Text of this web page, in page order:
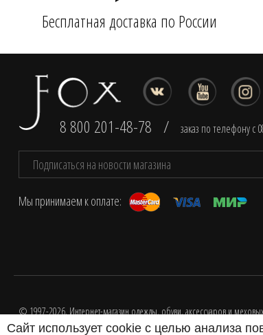
Бесплатная доставка по России
8 800 201-48-78 / заказ по телефону с
Мы принимаем к оплате:
© 1997-2026. Интернет-магазин одежды, обуви, аксессуаров и
Разработка интернет-магазина одежды
Сайт использует cookie с целью анализа